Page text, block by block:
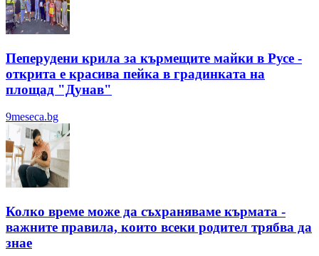
Пеперудени крила за кърмещите майки в Русе -
открита е красива пейка в градинката на
площад "Дунав"
9meseca.bg
Колко време може да съхраняваме кърмата -
важните правила, които всеки родител трябва да
знае